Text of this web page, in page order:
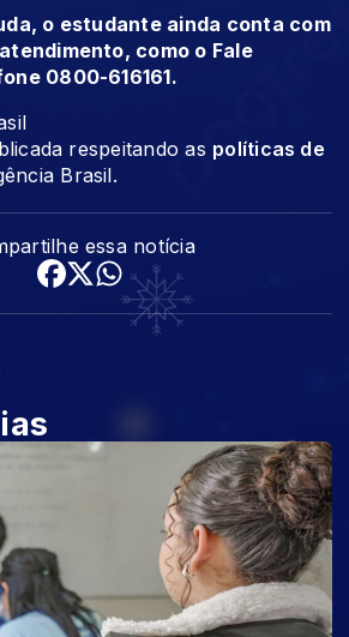
o estudante ainda conta com
como o Fale
0800-616161.
respeitando as políticas de
Brasil.
essa notícia